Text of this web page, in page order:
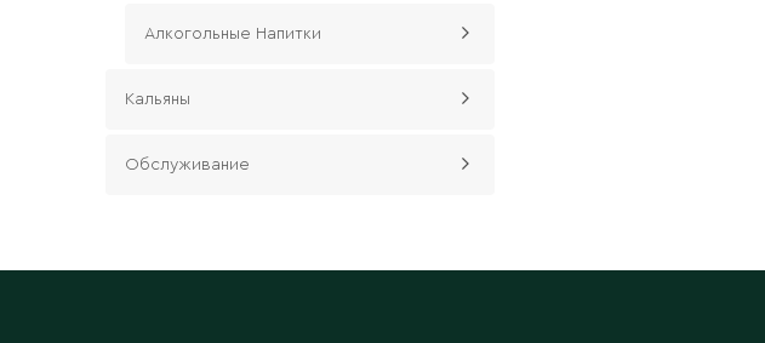
Алкогольные Напитки
Кальяны
Обслуживание